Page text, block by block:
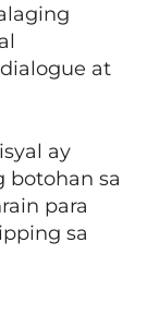
at
ay
botohan sa
para
sa